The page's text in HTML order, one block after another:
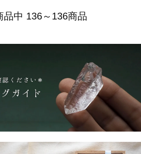
品中 136～136商品